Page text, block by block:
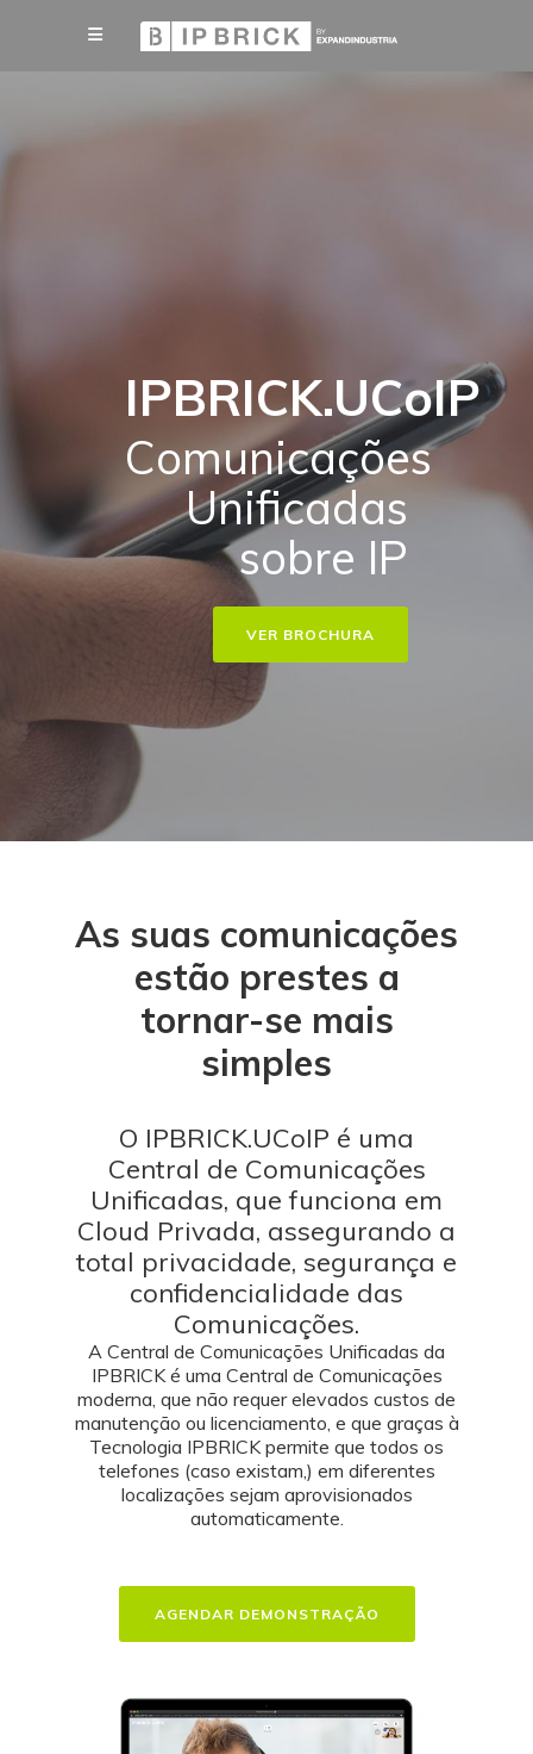
IPBRICK.UCoIP
Comunicações
Unificadas
sobre IP
VER BROCHURA
As suas comunicações
estão prestes a
tornar-se mais
simples
O IPBRICK.UCoIP é uma
Central de Comunicações
Unificadas, que funciona em
Cloud Privada, assegurando a
total privacidade, segurança e
confidencialidade das
Comunicações.
A Central de Comunicações Unificadas da
IPBRICK é uma Central de Comunicações
moderna, que não requer elevados custos de
manutenção ou licenciamento, e que graças à
Tecnologia IPBRICK permite que todos os
telefones (caso existam,) em diferentes
localizações sejam aprovisionados
automaticamente.
AGENDAR DEMONSTRAÇÃO